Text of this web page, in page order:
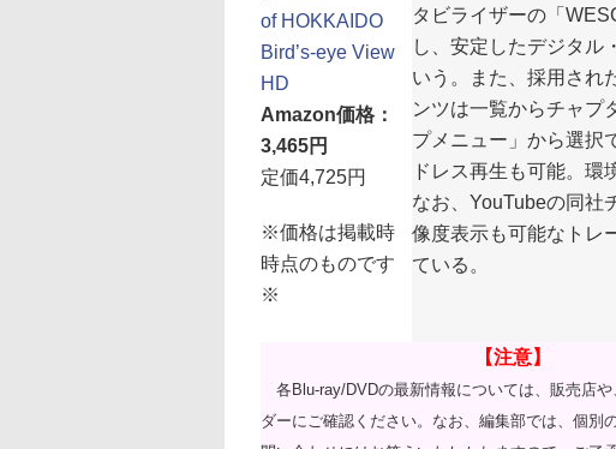
of HOKKAIDO
Bird’s-eye View
HD
Amazon価格：
3,465円
定価4,725円
※価格は掲載時
時点のものです
※
タビライザーの「
し、安定したデジタル
いう。また、採用され
ンツは一覧からチャプ
プメニュー」から選択
ドレス再生も可能。環
なお、YouTubeの同社
像度表示も可能なトレ
ている。
【注意】
各Blu-ray/DVDの最新情報については、販売店や
ダーにご確認ください。なお、編集部では、個別